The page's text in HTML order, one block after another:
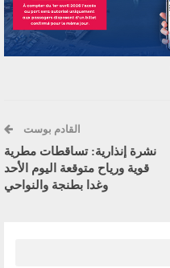
القادم بوست
نشرة إنذارية: تساقطات مطرية
قوية ورياح متوقعة اليوم الأحد
وغدا بطنجة والنواحي